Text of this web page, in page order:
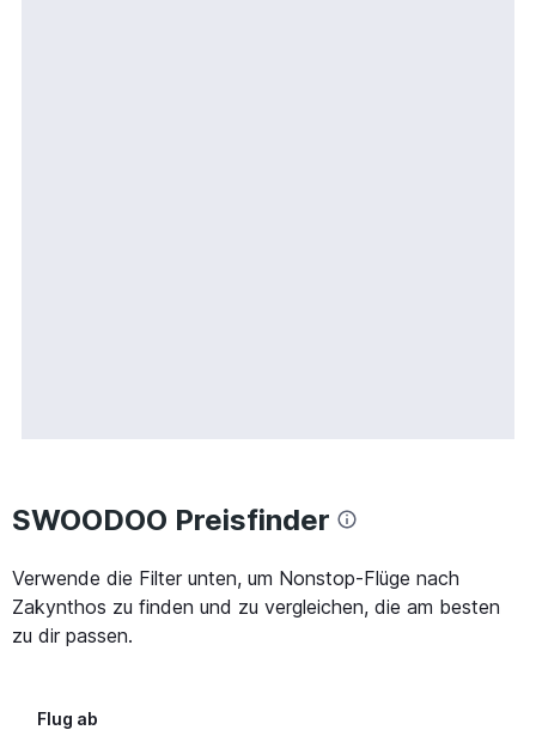
SWOODOO Preisfinder
Verwende die Filter unten, um Nonstop-Flüge nach
Zakynthos zu finden und zu vergleichen, die am besten
zu dir passen.
Flug ab